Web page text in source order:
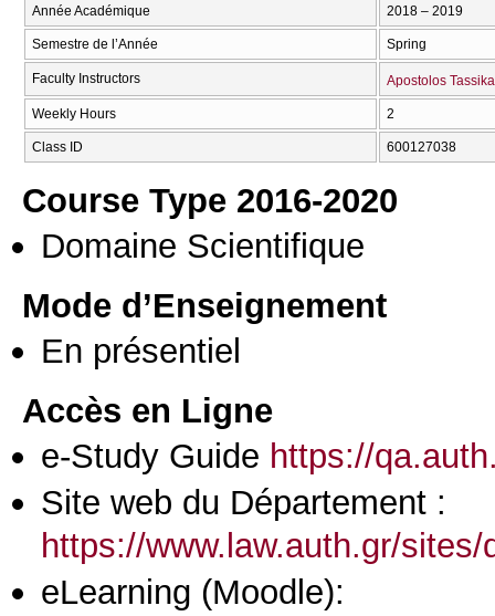
Année Académique 2018 – 2019
Semestre de l’Année Spring
Faculty Instructors Apostolos
Weekly Hours 2
Class ID 600127038
Course Type 2016-2020
Domaine Scientifique
Mode d’Enseignement
En présentiel
Accès en Ligne
e-Study Guide https://
Site web du Département :
https://www.law.auth.gr/
eLearning (Moodle):